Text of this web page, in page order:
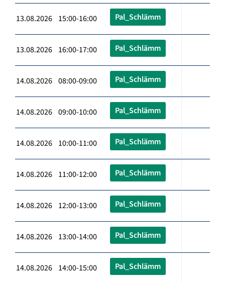
13.08.2026 15:00-16:00 Pal_Schlämm
13.08.2026 16:00-17:00 Pal_Schlämm
14.08.2026 08:00-09:00 Pal_Schlämm
14.08.2026 09:00-10:00 Pal_Schlämm
14.08.2026 10:00-11:00 Pal_Schlämm
14.08.2026 11:00-12:00 Pal_Schlämm
14.08.2026 12:00-13:00 Pal_Schlämm
14.08.2026 13:00-14:00 Pal_Schlämm
14.08.2026 14:00-15:00 Pal_Schlämm